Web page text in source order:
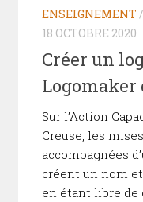
ENSEIGNEMENT /
18 OCTOBRE 2020
Créer un
Logomaker
Sur l’Action
Creuse, les
accompagnées
créent un nom
en étant libre